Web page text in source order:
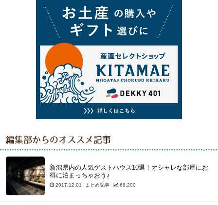
編集部からのオススメ記事
新潟県内の人気ゲストハウス10選！オシャレな部屋にお
得に泊まっちゃおう♪
2017.12.01 まとめ記事 68,200